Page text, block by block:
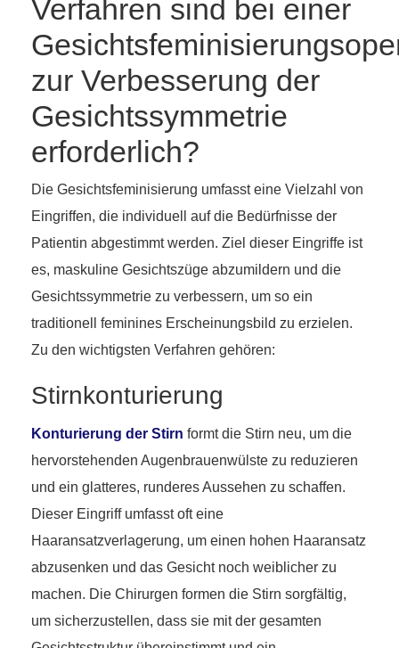
Verfahren sind bei einer
zur Verbesserung der
Gesichtssymmetrie
erforderlich?
Die Gesichtsfeminisierung umfasst eine Vielzahl von
Eingriffen, die individuell auf die Bedürfnisse der
Patientin abgestimmt werden. Ziel dieser Eingriffe ist
es, maskuline Gesichtszüge abzumildern und die
Gesichtssymmetrie zu verbessern, um so ein
traditionell feminines Erscheinungsbild zu erzielen.
Zu den wichtigsten Verfahren gehören:
Stirnkonturierung
Konturierung der Stirn formt die Stirn neu, um die
hervorstehenden Augenbrauenwülste zu reduzieren
und ein glatteres, runderes Aussehen zu schaffen.
Dieser Eingriff umfasst oft eine
Haaransatzverlagerung, um einen hohen Haaransatz
abzusenken und das Gesicht noch weiblicher zu
machen. Die Chirurgen formen die Stirn sorgfältig,
um sicherzustellen, dass sie mit der gesamten